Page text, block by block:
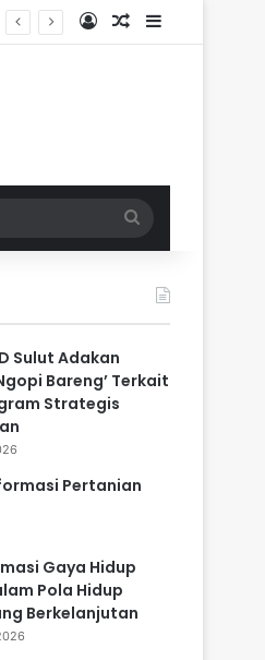
Log InRandom Article
Sidebar
for
Sulut Adakan
Bareng’ Terkait
Strategis
Pertanian
Gaya Hidup
Pola Hidup
Berkelanjutan